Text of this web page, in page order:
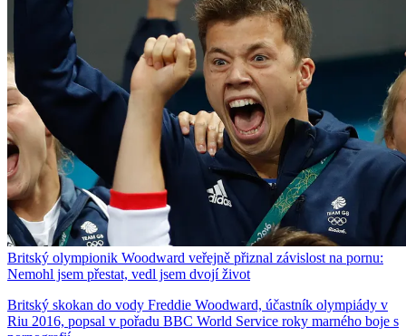
Britský olympionik Woodward veřejně přiznal závislost na pornu:
Nemohl jsem přestat, vedl jsem dvojí život
Britský skokan do vody Freddie Woodward, účastník olympiády v
Riu 2016, popsal v pořadu BBC World Service roky marného boje s